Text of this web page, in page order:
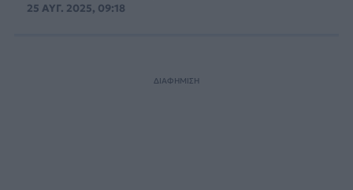
25 ΑΥΓ. 2025, 09:18
ΔΙΑΦΗΜΙΣΗ